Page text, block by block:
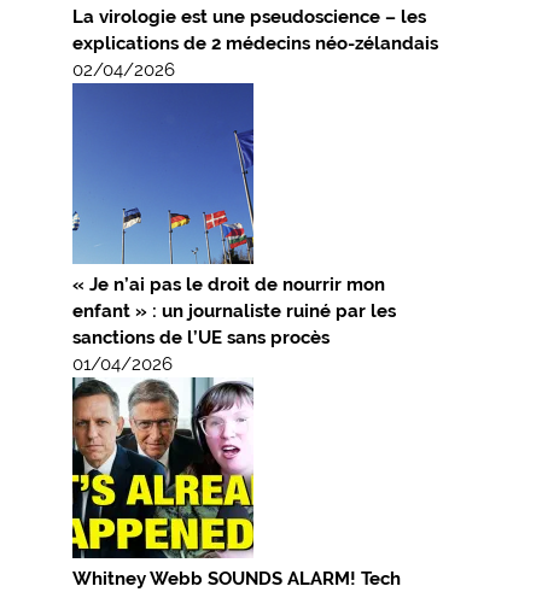
La virologie est une pseudoscience – les
explications de 2 médecins néo-zélandais
02/04/2026
« Je n’ai pas le droit de nourrir mon
enfant » : un journaliste ruiné par les
sanctions de l’UE sans procès
01/04/2026
Whitney Webb SOUNDS ALARM! Tech